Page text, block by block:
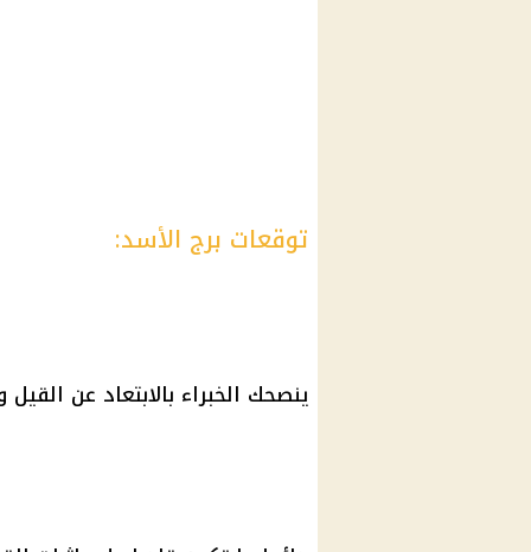
توقعات برج الأسد:
ينصحك الخبراء بالابتعاد عن